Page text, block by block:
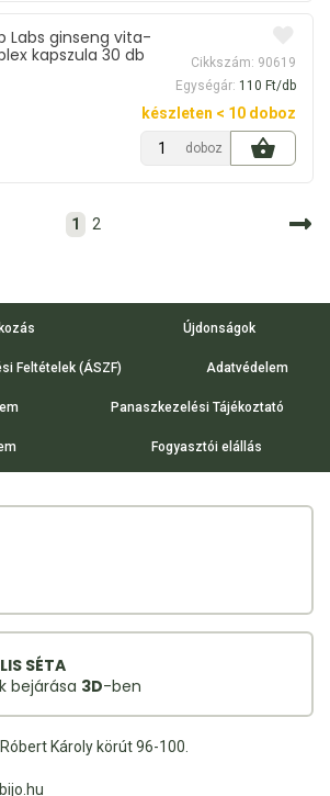
Labs ginseng vita-
kapszula 30 db
Cikkszám: 90619
Egységár: 110 Ft/db
készleten < 10 doboz
doboz
1 2
Újdonságok
Feltételek (ÁSZF) Adatvédelem
Panaszkezelési Tájékoztató
Fogyasztói elállás
SÉTA
bejárása 3D-ben
Károly körút 96-100.